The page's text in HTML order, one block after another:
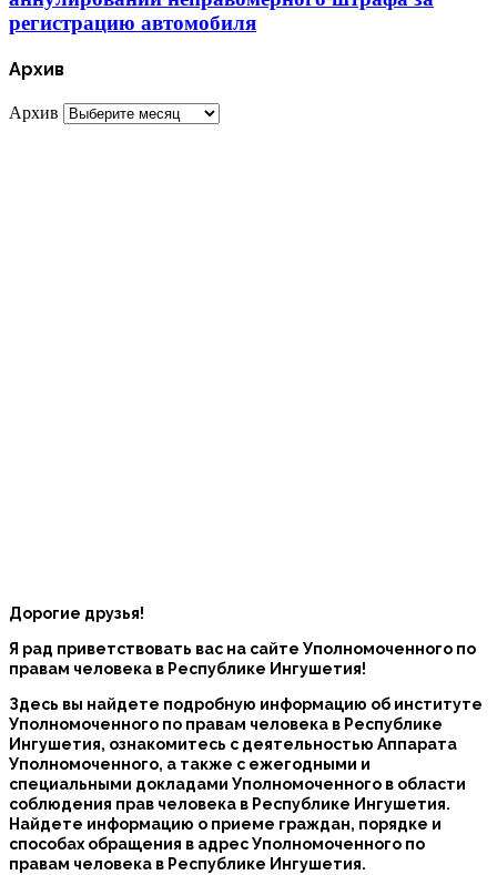
регистрацию автомобиля
Архив
Архив
Дорогие друзья!
Я рад приветствовать вас на сайте Уполномоченного по
правам человека в Республике Ингушетия!
Здесь вы найдете подробную информацию об институте
Уполномоченного по правам человека в Республике
Ингушетия, ознакомитесь с деятельностью Аппарата
Уполномоченного, а также с ежегодными и
специальными докладами Уполномоченного в области
соблюдения прав человека в Республике Ингушетия.
Найдете информацию о приеме граждан, порядке и
способах обращения в адрес Уполномоченного по
правам человека в Республике Ингушетия.